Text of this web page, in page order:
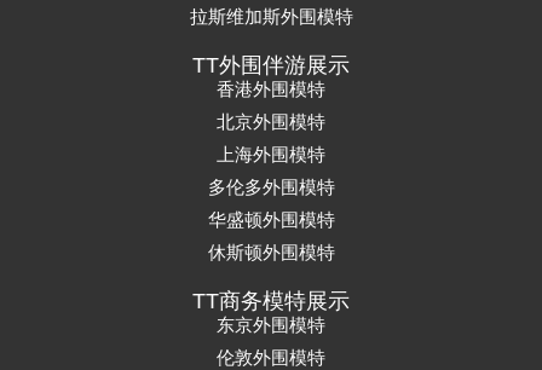
拉斯维加斯外围模特
TT外围伴游展示
香港外围模特
北京外围模特
上海外围模特
多伦多外围模特
华盛顿外围模特
休斯顿外围模特
TT商务模特展示
东京外围模特
伦敦外围模特